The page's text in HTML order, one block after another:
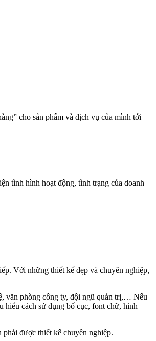
cho sản phẩm và dịch vụ của mình tới
tình hình hoạt động, tình trạng của doanh
Với những thiết kế đẹp và chuyên nghiệp,
văn phòng công ty, đội ngũ quản trị,… Nếu
hiểu cách sử dụng bố cục, font chữ, hình
được thiết kế chuyên nghiệp.